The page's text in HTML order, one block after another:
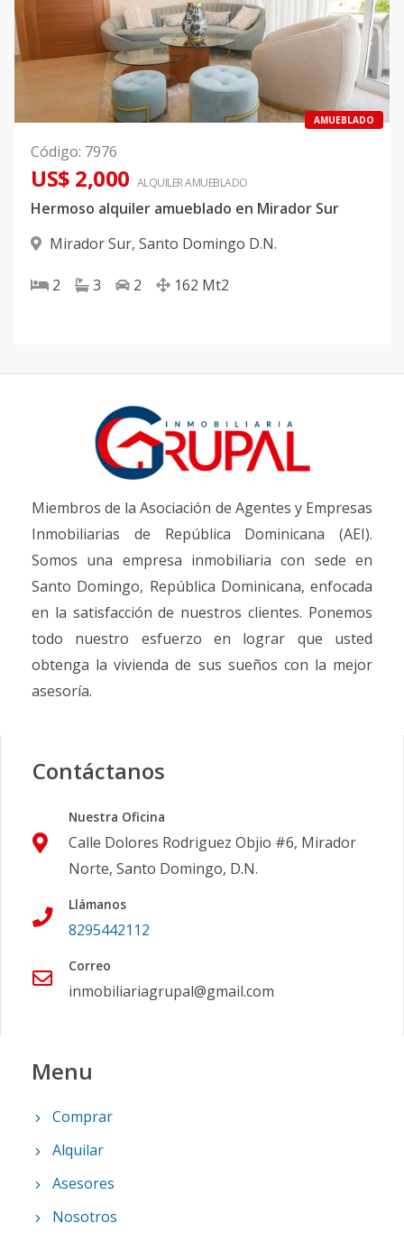
AMUEBLADO
Código: 7976
US$ 2,000 ALQUILERAMUEBLADO
Hermoso alquiler amueblado en Mirador Sur
Mirador Sur, Santo Domingo D.N.
2 3 2 162 Mt2
Miembros de la Asociación de Agentes y Empresas
Inmobiliarias de República Dominicana (AEI).
Somos una empresa inmobiliaria con sede en
Santo Domingo, República Dominicana, enfocada
en la satisfacción de nuestros clientes. Ponemos
todo nuestro esfuerzo en lograr que usted
obtenga la vivienda de sus sueños con la mejor
asesoría.
Contáctanos
Nuestra Oficina
Calle Dolores Rodriguez Objio #6, Mirador
Norte, Santo Domingo, D.N.
Llámanos
8295442112
Correo
inmobiliariagrupal@gmail.com
Menu
Comprar
Alquilar
Asesores
Nosotros